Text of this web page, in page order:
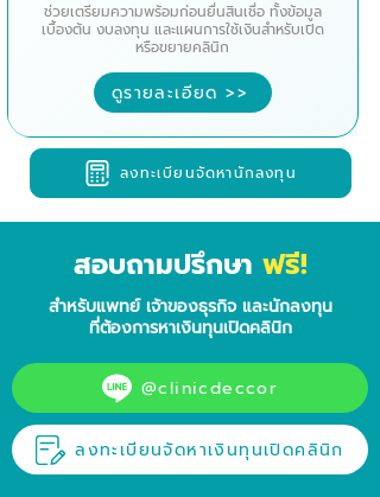
ช่วยเตรียมความพร้อมก่อนยื่นสินเชื่อ ทั้งข้อมูล
เบื้องต้น งบลงทุน และแผนการใช้เงินสำหรับเปิด
หรือขยายคลินิก
ดูรายละเอียด >>
ลงทะเบียนจัดหานักลงทุน
สอบถามปรึกษา ฟรี!
สำหรับแพทย์ เจ้าของธุรกิจ และนักลงทุน
ที่ต้องการหาเงินทุนเปิดคลินิก
@clinicdeccor
ลงทะเบียนจัดหาเงินทุนเปิดคลินิก